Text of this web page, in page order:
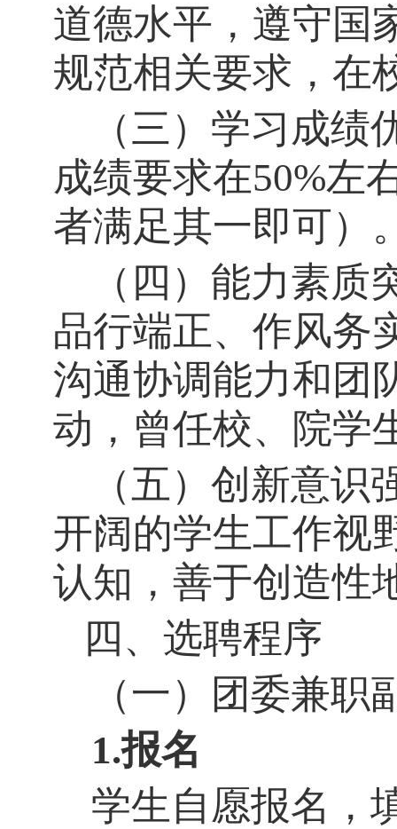
道德水平，遵守国
规范相关要求，在
（三） 学习成绩
成绩要求在50%左
者满足其一即可）
（四） 能力素质
品行端正、作风务
沟通协调能力和团
动，曾任校、院学
（五） 创新意识
开阔的学生工作视
认知，善于创造性
四、选聘程序
（一）团委兼职
1.报名
学生自愿报名，